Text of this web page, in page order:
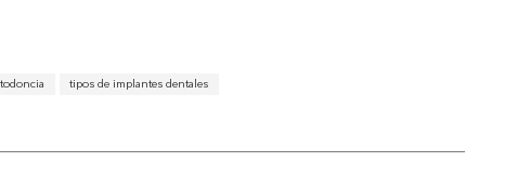
tipos de implantes dentales